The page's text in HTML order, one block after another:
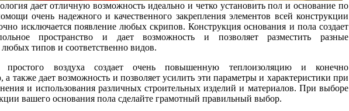
дает отличную возможность идеально и четко установить пол и основание по
очень надежного и качественного закрепления элементов всей конструкции
исключается появление любых скрипов. Конструкция основания и пола создает
пространство и дает возможность и позволяет разместить разные
типов и соответственно видов.
воздуха создает очень повышенную теплоизоляцию и конечно
также дает возможность и позволяет усилить эти параметры и характеристики при
и использования различных строительных изделий и материалов. При выборе
вашего основания пола сделайте грамотный правильный выбор.